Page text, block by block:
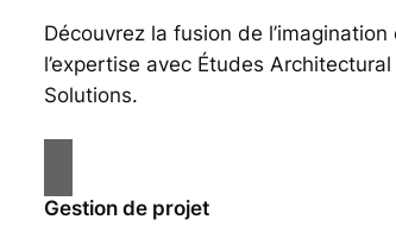
Découvrez la fusion de l’imagination
l’expertise avec Études Architectural
Solutions.
Gestion de projet